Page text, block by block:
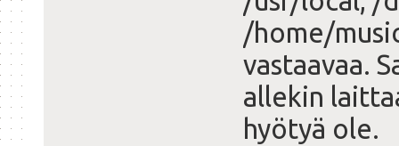
/home/
vastaavaa.
allekin
hyötyä ole.